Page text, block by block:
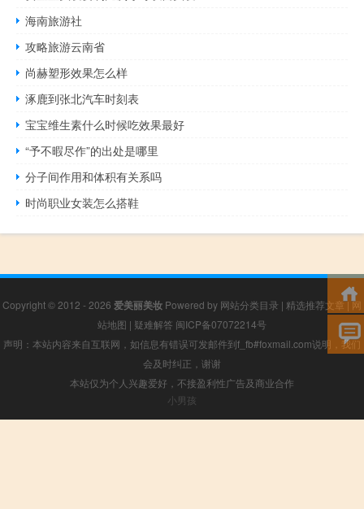
海南旅游社
攻略旅游云南省
尚赫塑形效果怎么样
涿鹿到张北汽车时刻表
宝宝维生素什么时候吃效果最好
“予不暇尽作”的出处是哪里
分子间作用和体积有关系吗
时尚职业女装怎么搭鞋
Copyright © 2012 - 2026 爱美丽美妆 Powered by 网站分类目录 | 精选推荐文章|网
站地图 | 疑难解答 闽ICP备07072214号
声明：本站内容来自互联网，如信息有错误可发邮件到f_fb#foxmail.com说明，我们
会及时纠正，谢谢
本站仅为个人兴趣爱好，不接盈利性广告及商业合作
小男孩